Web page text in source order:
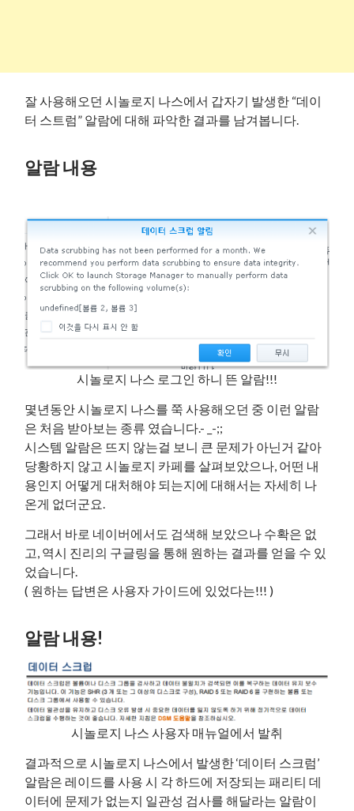
잘 사용해오던 시놀로지 나스에서 갑자기 발생한 “데이
터 스트럼” 알람에 대해 파악한 결과를 남겨봅니다.
알람 내용
시놀로지 나스 로그인 하니 뜬 알람!!!
몇년동안 시놀로지 나스를 쭉 사용해오던 중 이런 알람
은 처음 받아보는 종류 였습니다.- _-;;
시스템 알람은 뜨지 않는걸 보니 큰 문제가 아닌거 같아
당황하지 않고 시놀로지 카페를 살펴보았으나, 어떤 내
용인지 어떻게 대처해야 되는지에 대해서는 자세히 나
온게 없더군요.
그래서 바로 네이버에서도 검색해 보았으나 수확은 없
고, 역시 진리의 구글링을 통해 원하는 결과를 얻을 수 있
었습니다.
( 원하는 답변은 사용자 가이드에 있었다는!!! )
알람 내용!
시놀로지 나스 사용자 매뉴얼에서 발취
결과적으로 시놀로지 나스에서 발생한 ‘데이터 스크럼’
알람은 레이드를 사용 시 각 하드에 저장되는 패리티 데
이터에 문제가 없는지 일관성 검사를 해달라는 알람이